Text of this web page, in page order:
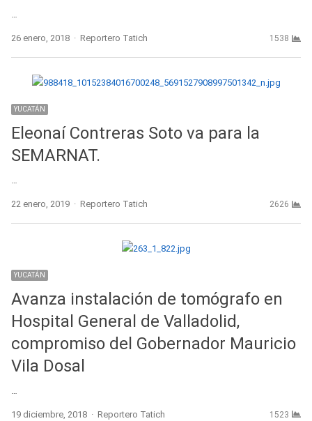
26 enero, 2018 Author
Reportero Tatich 1538
YUCATÁN
Eleonaí Contreras Soto va para la
SEMARNAT.
22 enero, 2019 Author
Reportero Tatich 2626
YUCATÁN
Avanza instalación de tomógrafo en
Hospital General de Valladolid,
compromiso del Gobernador Mauricio
Vila Dosal
19 diciembre, 2018 Author
Reportero Tatich 1523